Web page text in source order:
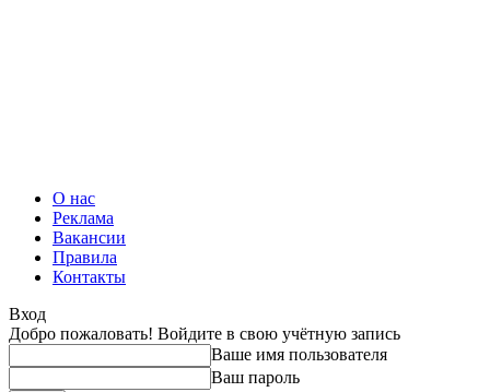
О нас
Реклама
Вакансии
Правила
Контакты
Вход
Добро пожаловать! Войдите в свою учётную запись
Ваше имя пользователя
Ваш пароль